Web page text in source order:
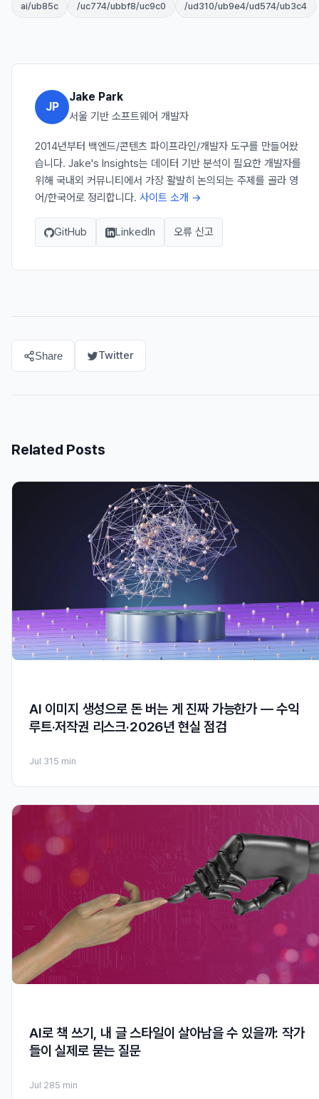
ai/ub85c /uc774/ubbf8/uc9c0 /ud310/ub9e4/ud574/ub3c4
JP
Jake Park
서울 기반 소프트웨어 개발자
2014년부터 백엔드/콘텐츠 파이프라인/개발자 도구를 만들어왔
습니다. Jake's Insights는 데이터 기반 분석이 필요한 개발자를
위해 국내외 커뮤니티에서 가장 활발히 논의되는 주제를 골라 영
어/한국어로 정리합니다. 사이트 소개 →
GitHub LinkedIn 오류 신고
Share Twitter
Related Posts
AI 이미지 생성으로 돈 버는 게 진짜 가능한가 — 수익
루트·저작권 리스크·2026년 현실 점검
Jul 31 5 min
AI로 책 쓰기, 내 글 스타일이 살아남을 수 있을까: 작가
들이 실제로 묻는 질문
Jul 285 min